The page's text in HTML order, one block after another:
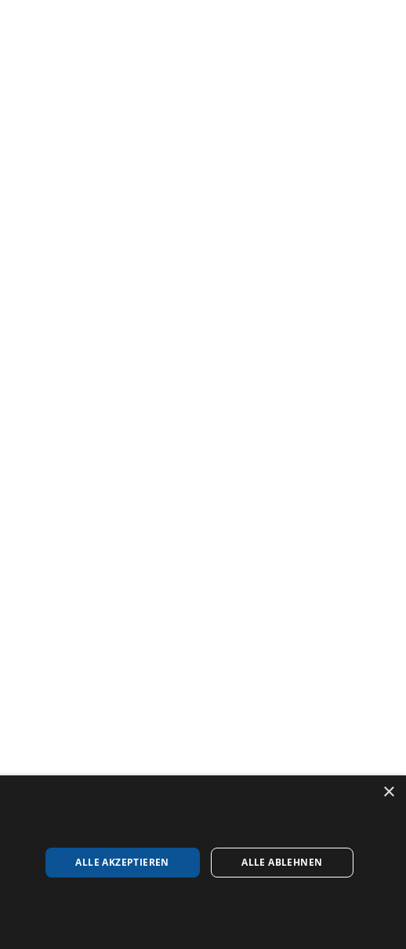
IMPRESSUM
DATENSCHUTZERKLÄRUNG
×
ALLE AKZEPTIEREN ALLE ABLEHNEN